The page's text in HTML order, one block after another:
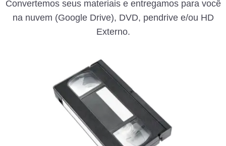
Convertemos seus materiais e entregamos para você
na nuvem (Google Drive), DVD, pendrive e/ou HD
Externo.